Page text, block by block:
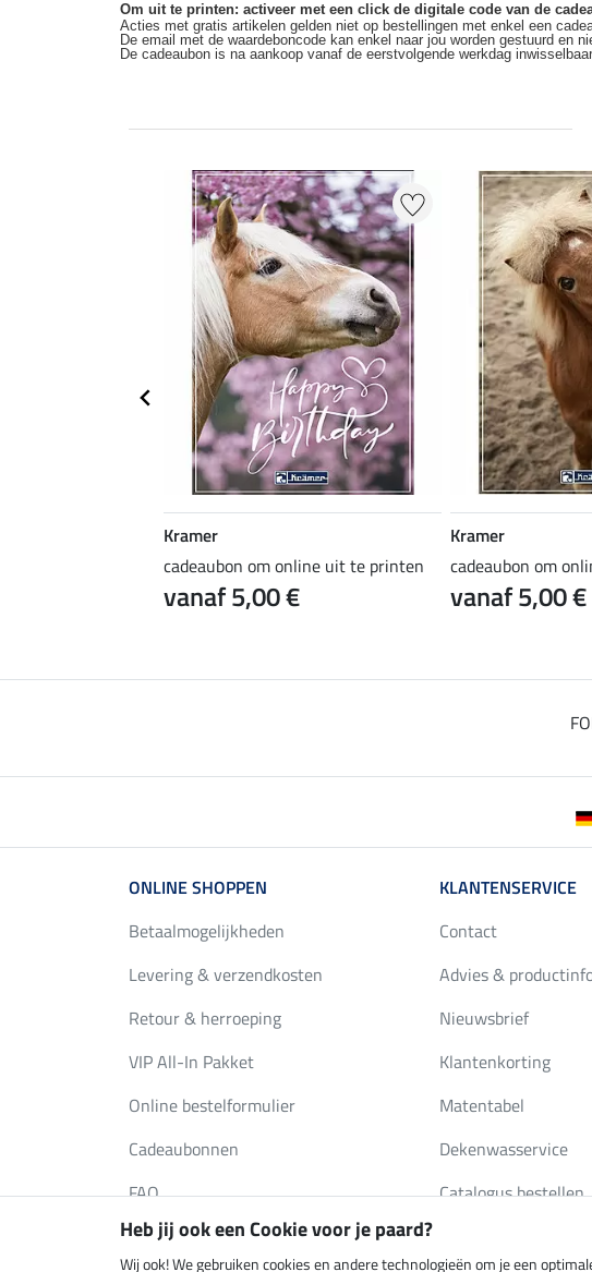
Om uit te printen: activeer met een click de digitale code van de
Acties met gratis artikelen gelden niet op bestellingen met enkel een
De email met de waardeboncode kan enkel naar jou worden gestuurd en
De cadeaubon is na aankoop vanaf de eerstvolgende werkdag
Kramer
cadeaubon om online uit te printen
vanaf 5,00 €
Kramer
cadeaubon om
vanaf 5,00 €
ONLINE SHOPPEN
Betaalmogelijkheden
Levering & verzendkosten
Retour & herroeping
VIP All-In Pakket
Online bestelformulier
Cadeaubonnen
FAQ
KLANTENSERVICE
Contact
Advies &
Nieuwsbrief
Klantenkorting
Matentabel
Dekenwasservice
Catalogus bestellen
Heb jij ook een Cookie voor je paard?
Wij ook! We gebruiken cookies en andere technologieën om je een